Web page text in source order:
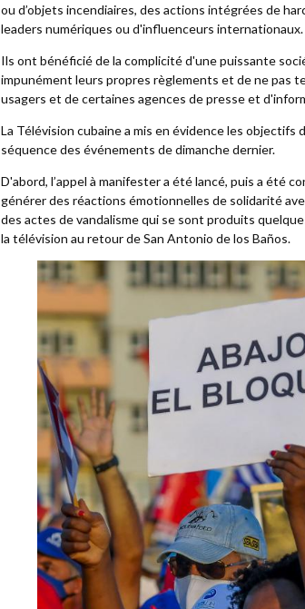
ou d’objets incendiaires, des actions intégrées de
leaders numériques ou d'influenceurs internationaux.
Ils ont bénéficié de la complicité d'une puissante
impunément leurs propres règlements et de ne pas
usagers et de certaines agences de presse et
La Télévision cubaine a mis en évidence les
séquence des événements de dimanche dernier.
D'abord, l’appel à manifester a été lancé, puis a été
générer des réactions émotionnelles de solidarité
des actes de vandalisme qui se sont produits
la télévision au retour de San Antonio de los Baños.